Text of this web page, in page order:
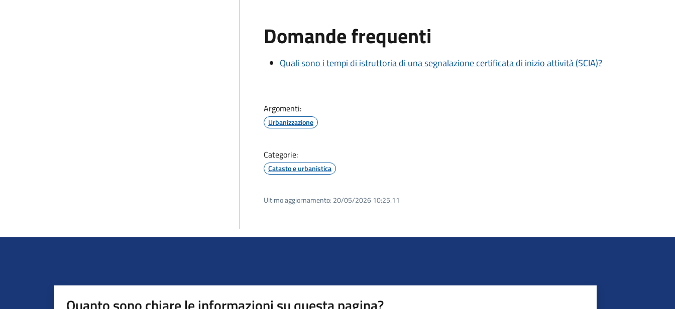
Domande frequenti
Quali sono i tempi di istruttoria di una segnalazione certificata di inizio attività (SCIA)?
Argomenti:
Urbanizzazione
Categorie:
Catasto e urbanistica
Ultimo aggiornamento: 20/05/2026 10:25.11